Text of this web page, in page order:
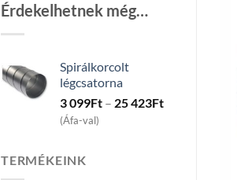
Érdekelhetnek még…
Spirálkorcolt
légcsatorna
3 099Ft – 25 423FtPrice
(Áfa-val)
TERMÉKEINK